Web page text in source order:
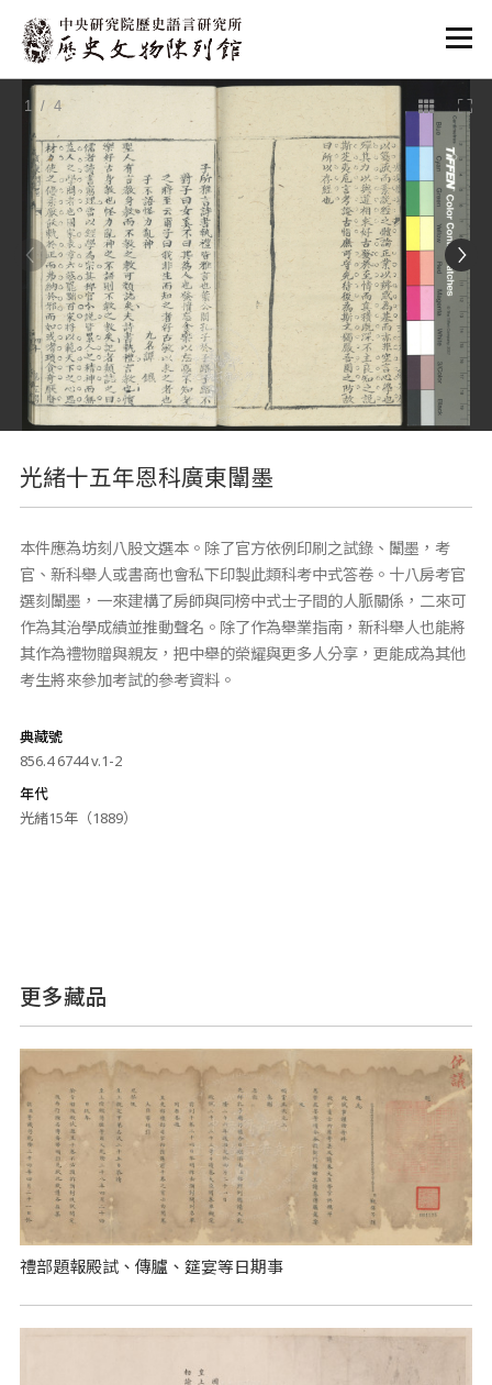
:::
1 / 4
光緒十五年恩科廣東闈墨
本件應為坊刻八股文選本。除了官方依例印刷之試錄、闈墨，考
官、新科舉人或書商也會私下印製此類科考中式答卷。十八房考官
選刻闈墨，一來建構了房師與同榜中式士子間的人脈關係，二來可
作為其治學成績並推動聲名。除了作為舉業指南，新科舉人也能將
其作為禮物贈與親友，把中舉的榮耀與更多人分享，更能成為其他
考生將來參加考試的參考資料。
典藏號
856.4 6744 v.1-2
年代
光緒15年（1889）
更多藏品
禮部題報殿試、傳臚、筵宴等日期事